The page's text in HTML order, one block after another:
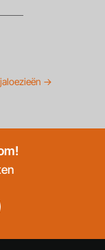
→